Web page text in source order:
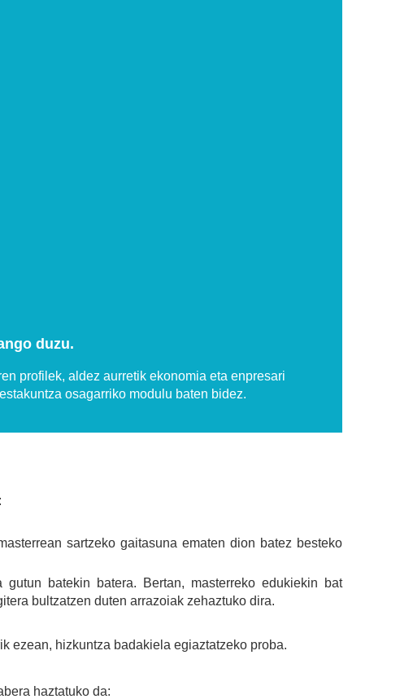
duzu.
profilek, aldez aurretik ekonomia eta enpresari
osagarriko modulu baten bidez.
sartzeko gaitasuna ematen dion batez besteko
batekin batera. Bertan, masterreko edukiekin bat
bultzatzen duten arrazoiak zehaztuko dira.
ezean, hizkuntza badakiela egiaztatzeko proba.
haztatuko da: